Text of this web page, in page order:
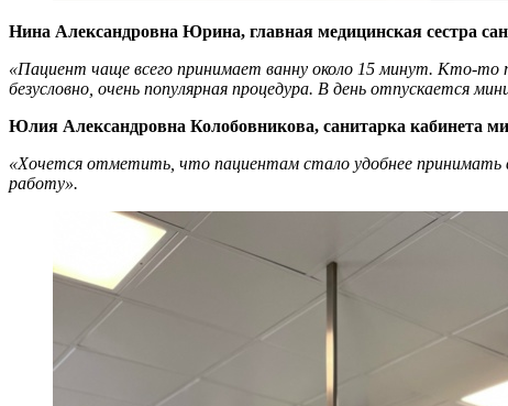
Нина Александровна Юрина, главная медицинская сестра
«Пациент чаще всего принимает ванну около 15 минут. Кто-то
безусловно, очень популярная процедура. В день отпускается
Юлия Александровна Колобовникова, санитарка кабинета
«Хочется отметить, что пациентам стало удобнее принимать
работу».